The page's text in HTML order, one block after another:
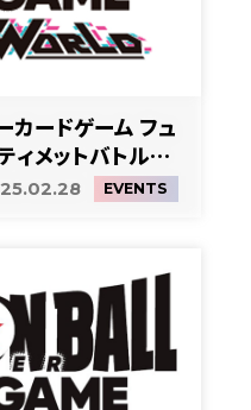
カードゲーム フュ
メットバトルEX
EVENTS